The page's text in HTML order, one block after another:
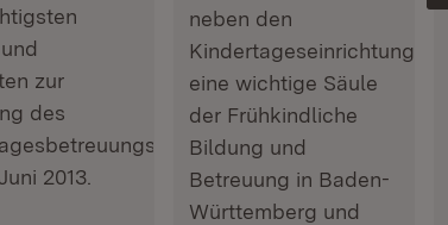
zur
des
2013.
neben den
Kindertageseinrichtungen
eine wichtige Säule
der Frühkindliche
Bildung und
Betreuung in Baden-
Württemberg und